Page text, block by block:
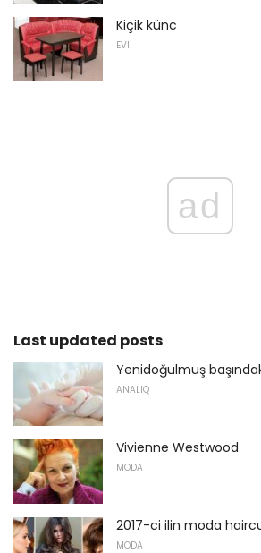
Kiçik künc
EVI
ad
Last updated posts
Yenidoğulmuş
ANALIQ
Vivienne Westwood
MODA
2017-ci ilin moda
MODA